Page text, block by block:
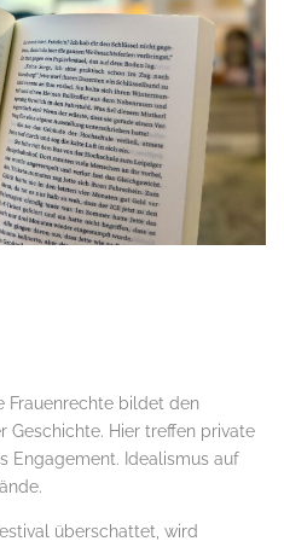
Frauenrechte bildet den
Geschichte. Hier treffen private
Engagement. Idealismus auf
überschattet, wird